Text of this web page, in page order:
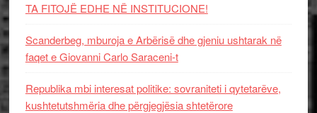
TA FITOJË EDHE NË INSTITUCIONE!
Scanderbeg, mburoja e Arbërisë dhe gjeniu ushtarak në
faqet e Giovanni Carlo Saraceni-t
Republika mbi interesat politike: sovraniteti i qytetarëve,
kushtetutshmëria dhe përgjegjësia shtetërore